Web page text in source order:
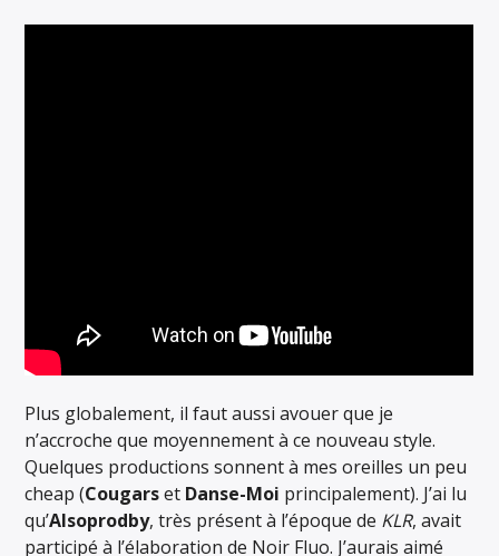
Plus globalement, il faut aussi avouer que je
n’accroche que moyennement à ce nouveau style.
Quelques productions sonnent à mes oreilles un peu
cheap (Cougarset Danse-Moi principalement). J’ai lu
qu’Alsoprodby, très présent à l’époque de KLR, avait
participé à l’élaboration de Noir Fluo. J’aurais aimé